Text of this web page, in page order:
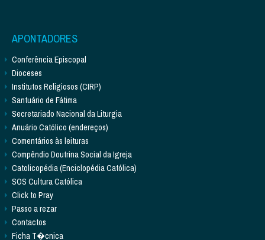
APONTADORES
Conferência Episcopal
Dioceses
Institutos Religiosos (CIRP)
Santuário de Fátima
Secretariado Nacional da Liturgia
Anuário Católico (endereços)
Comentários às leituras
Compêndio Doutrina Social da Igreja
Catolicopédia (Enciclopédia Católica)
SOS Cultura Católica
Click to Pray
Passo a rezar
Contactos
Ficha T�cnica